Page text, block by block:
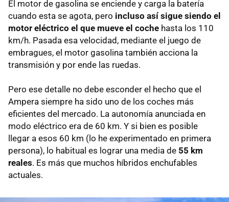
El motor de gasolina se enciende y carga la batería
cuando esta se agota, pero incluso así sigue siendo el
motor eléctrico el que mueve el coche hasta los 110
km/h. Pasada esa velocidad, mediante el juego de
embragues, el motor gasolina también acciona la
transmisión y por ende las ruedas.
Pero ese detalle no debe esconder el hecho que el
Ampera siempre ha sido uno de los coches más
eficientes del mercado. La autonomía anunciada en
modo eléctrico era de 60 km. Y si bien es posible
llegar a esos 60 km (lo he experimentado en primera
persona), lo habitual es lograr una media de 55 km
reales. Es más que muchos híbridos enchufables
actuales.